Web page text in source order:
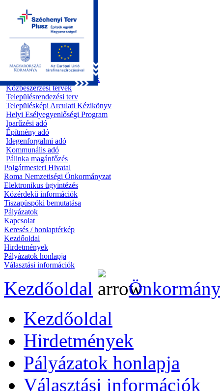
Kezdőoldal
Önkormányzat
Előterjesztések
Testületi ülések
Polgármesteri döntések
Bizottsági ülések
Rendeletek 1995 - 2013
Rendeletek 2014 - 2026
Szabályzatok/Alapító okiratok
Közbeszerzési tervek
Településrendezési terv
Településképi Arculati Kézikönyv
Helyi Esélyegyenlőségi Program
Iparűzési adó
Építmény adó
Idegenforgalmi adó
Kommunális adó
Pálinka magánfőzés
Polgármesteri Hivatal
Roma Nemzetiségi Önkormányzat
Elektronikus ügyintézés
Közérdekű információk
Tiszapüspöki bemutatása
Pályázatok
Kapcsolat
Keresés / honlaptérkép
Kezdőoldal
Hirdetmények
Pályázatok honlapja
Választási információk
Kezdőoldal
Kezdőoldal
Hirdetmények
Pályázatok honlapja
Választási információk